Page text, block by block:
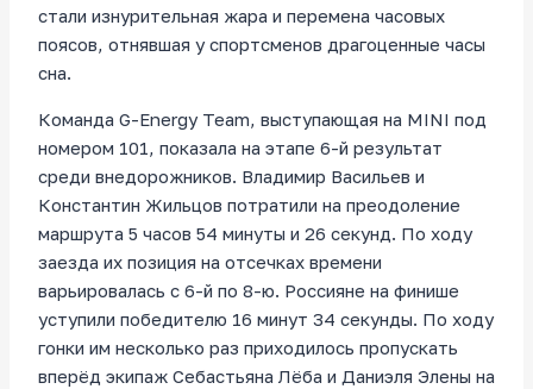
стали изнурительная жара и перемена часовых
поясов, отнявшая у спортсменов драгоценные часы
сна.
Команда G-Energy Team, выступающая на MINI под
номером 101, показала на этапе 6-й результат
среди внедорожников. Владимир Васильев и
Константин Жильцов потратили на преодоление
маршрута 5 часов 54 минуты и 26 секунд. По ходу
заезда их позиция на отсечках времени
варьировалась с 6-й по 8-ю. Россияне на финише
уступили победителю 16 минут 34 секунды. По ходу
гонки им несколько раз приходилось пропускать
вперёд экипаж Себастьяна Лёба и Даниэля Элены на